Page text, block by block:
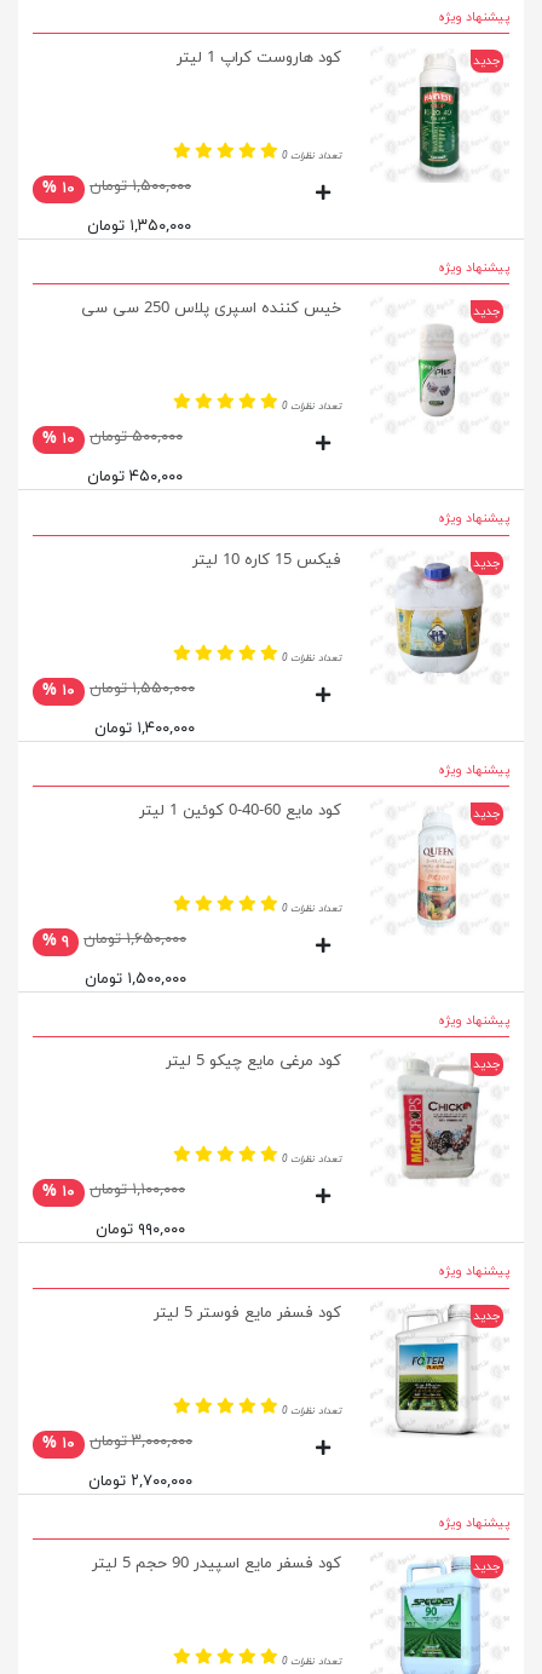
پیشنهاد ویژه
جدید کود هاروست کراپ 1 لیتر
تعداد نظرات 0
۱,۵۰۰,۰۰۰ تومان
۱۰ %
۱,۳۵۰,۰۰۰ تومان
پیشنهاد ویژه
جدید خیس کننده اسپری پلاس 250 سی سی
تعداد نظرات 0
۵۰۰,۰۰۰ تومان
۱۰ %
۴۵۰,۰۰۰ تومان
پیشنهاد ویژه
جدید فیکس 15 کاره 10 لیتر
تعداد نظرات 0
۱,۵۵۰,۰۰۰ تومان
۱۰ %
۱,۴۰۰,۰۰۰ تومان
پیشنهاد ویژه
جدید کود مایع 60-40-0 کوئین 1 لیتر
تعداد نظرات 0
۱,۶۵۰,۰۰۰ تومان
۹ %
۱,۵۰۰,۰۰۰ تومان
پیشنهاد ویژه
جدید کود مرغی مایع چیکو 5 لیتر
تعداد نظرات 0
۱,۱۰۰,۰۰۰ تومان
۱۰ %
۹۹۰,۰۰۰ تومان
پیشنهاد ویژه
جدید کود فسفر مایع فوستر 5 لیتر
تعداد نظرات 0
۳,۰۰۰,۰۰۰ تومان
۱۰ %
۲,۷۰۰,۰۰۰ تومان
پیشنهاد ویژه
جدید کود فسفر مایع اسپیدر 90 حجم 5 لیتر
تعداد نظرات 0